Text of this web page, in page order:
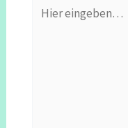
eingeben…